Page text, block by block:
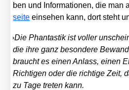
ben und Infor­ma­tio­nen, die man
sei­te ein­se­hen kann, dort steht
»Die Phan­tas­tik ist vol­ler
die ihre ganz beson­de­re
braucht es einen Anlass, einen
Rich­ti­gen oder die rich­ti­ge Zeit,
zu Tage tre­ten kann.